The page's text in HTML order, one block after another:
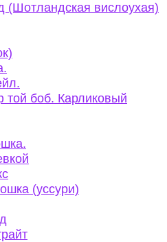
(Шотландская вислоухая)
той боб. Карликовый
(уссури)